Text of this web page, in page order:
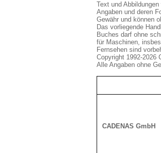
Text und
Angaben und deren
Gewähr und können
Das vorliegende
Buches darf ohne
für Maschinen,
Fernsehen sind
Copyright 1992-2026
Alle Angaben ohne
CADENAS GmbH